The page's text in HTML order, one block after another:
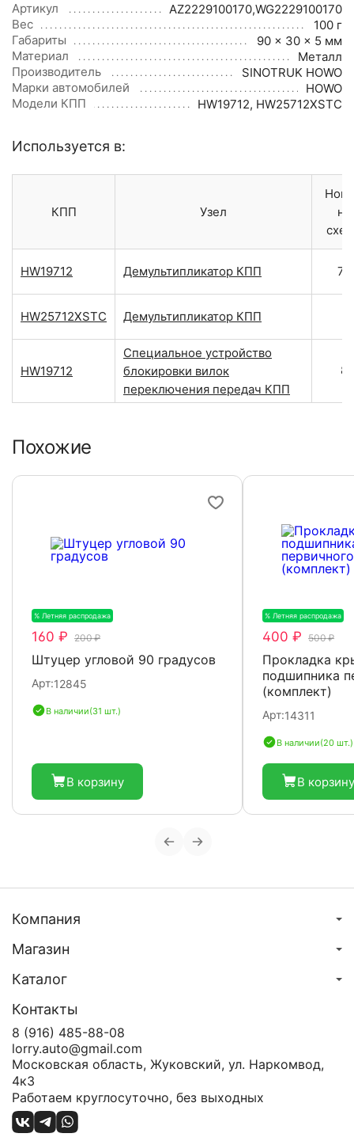
Артикул
AZ2229100170,WG2229100170
Вес
100 г
Габариты
90 × 30 × 5 мм
Материал
Металл
Производитель
SINOTRUK HOWO
Марки автомобилей
HOWO
Модели КПП
HW19712, HW25712XSTC
Используется в:
КПП Узел
на
HW19712 Демультипликатор КПП 78
HW25712XSTC Демультипликатор КПП
HW19712
Специальное устройство
блокировки вилок
переключения передач КПП
8
Похожие
% Летняя распродажа
160 ₽ 200 ₽
Штуцер угловой 90 градусов
Арт:12845
В наличии(31 шт.)
В корзину
% Летняя распродажа
400 ₽ 500 ₽
Прокладка
подшипника
(комплект)
Арт:14311
В наличии(20 шт.)
В корзину
Компания
Магазин
Каталог
Контакты
8 (916) 485-88-08
lorry.auto@gmail.com
Московская область, Жуковский, ул. Наркомвод,
4к3
Работаем круглосуточно, без выходных